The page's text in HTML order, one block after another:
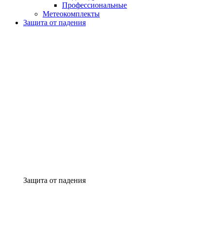
Профессиональные
Метеокомплекты
Защита от падения
Защита от падения